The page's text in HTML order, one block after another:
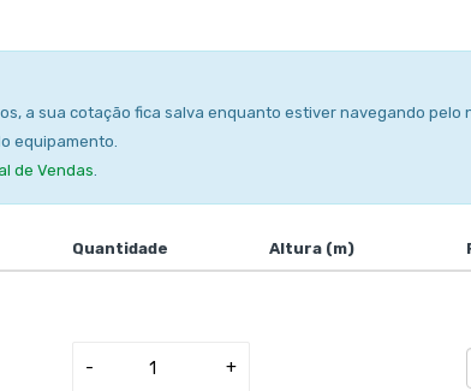
a sua cotação fica salva enquanto estiver navegando pelo
equipamento.
de Vendas.
Quantidade Altura (m)
- +